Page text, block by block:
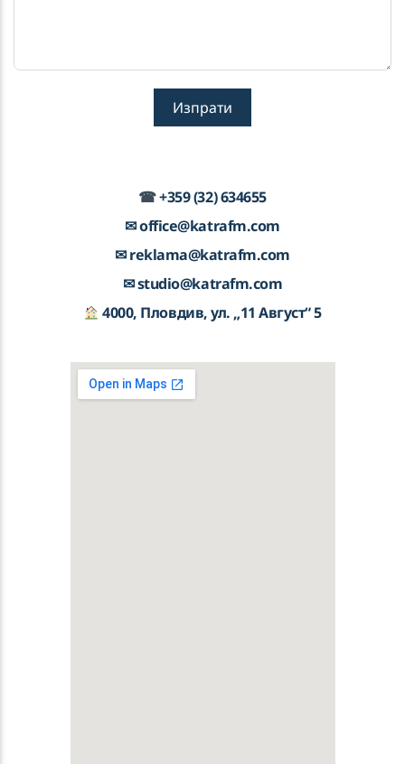
Изпрати
☎+359 (32) 634655
✉ office@katrafm.com
✉ reklama@katrafm.com
✉ studio@katrafm.com
︎4000, Пловдив, ул. „11 Август“ 5